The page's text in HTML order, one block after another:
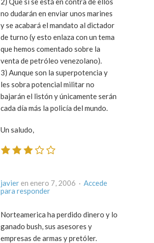
no dudarán en enviar unos marines
y se acabará el mandato al dictador
de turno (y esto enlaza con un tema
que hemos comentado sobre la
venta de petróleo venezolano).
3) Aunque son la superpotencia y
les sobra potencial militar no
bajarán el listón y únicamente serán
cada día más la policía del mundo.
Un saludo,
javier en enero 7, 2006 · Accede
para responder
Norteamerica ha perdido dinero y lo
ganado bush, sus asesores y
empresas de armas y pretóler.